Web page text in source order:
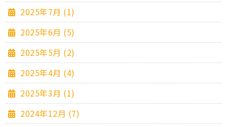
2025年7月 (1)
2025年6月 (5)
2025年5月 (2)
2025年4月 (4)
2025年3月 (1)
2024年12月 (7)